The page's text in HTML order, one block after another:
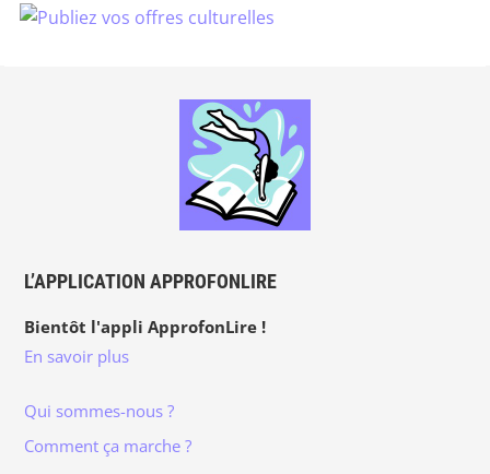
L’APPLICATION APPROFONLIRE
Bientôt l'appli ApprofonLire !
En savoir plus
Qui sommes-nous ?
Comment ça marche ?